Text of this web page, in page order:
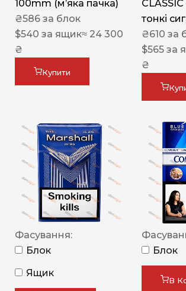
100mm (м’яка пачка)
₴586 за блок
$540 за ящик≈ 24 300
₴
Купити
тонкі
₴610 за
$565 за
₴
Фасування:
Блок
Ящик
Блок
В